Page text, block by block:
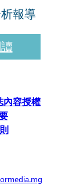
報導
內容授權